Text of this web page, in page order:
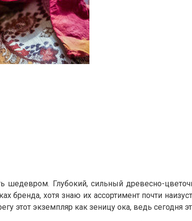
шедевром. Глубокий, сильный древесно-
бренда, хотя знаю их ассортимент почти
этот экземпляр как зеницу ока, ведь сегодня